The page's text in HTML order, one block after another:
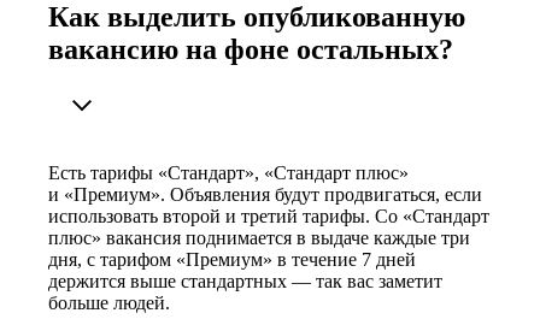
Как выделить опубликованную
вакансию на фоне остальных?
Есть тарифы «Стандарт», «Стандарт плюс»
и «Премиум». Объявления будут продвигаться, если
использовать второй и третий тарифы. Со «Стандарт
плюс» вакансия поднимается в выдаче каждые три
дня, с тарифом «Премиум» в течение 7 дней
держится выше стандартных — так вас заметит
больше людей.